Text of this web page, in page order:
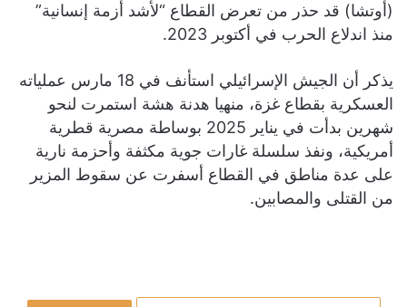
(أوتشا) قد حذر من تعرض القطاع “لأشد أزمة إنسانية”
منذ اندلاع الحرب في أكتوبر 2023.
يذكر أن الجيش الإسرائيلي استأنف في 18 مارس عملياته
العسكرية بقطاع غزة، منهيا هدنة هشة استمرت لنحو
شهرين بدأت في يناير 2025 بوساطة مصرية قطرية
أمريكية، ونفذ سلسلة غارات جوية مكثفة وأحزمة نارية
على عدة مناطق في القطاع أسفرت عن سقوط المزير
من القتلى والمصابين.